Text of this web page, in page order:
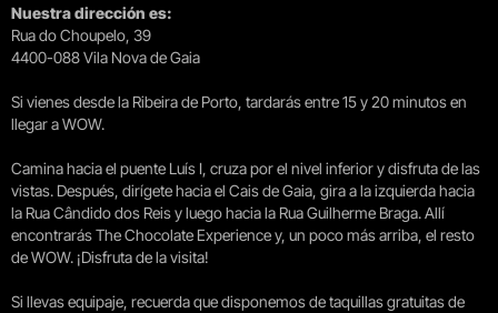
Nuestra dirección es:
Rua do Choupelo, 39
4400-088 Vila Nova de Gaia
Si vienes desde la Ribeira de Porto, tardarás entre 15 y 20 minutos en
llegar a WOW.
Camina hacia el puente Luís I, cruza por el nivel inferior y disfruta de las
vistas. Después, dirígete hacia el Cais de Gaia, gira a la izquierda hacia
la Rua Cândido dos Reis y luego hacia la Rua Guilherme Braga. Allí
encontrarás The Chocolate Experience y, un poco más arriba, el resto
de WOW. ¡Disfruta de la visita!
Si llevas equipaje, recuerda que disponemos de taquillas gratuitas de